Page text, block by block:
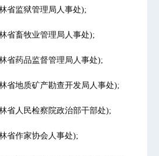
省监狱管理局人事处);
省畜牧业管理局人事处);
药品监督管理局人事处);
地质矿产勘查开发局人事处);
人民检察院政治部干部处);
省作家协会人事处);